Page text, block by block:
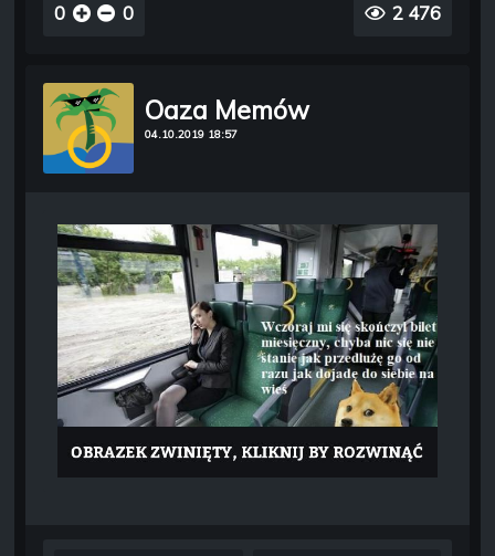
0 0 2 476
Oaza Memów
04.10.2019 18:57